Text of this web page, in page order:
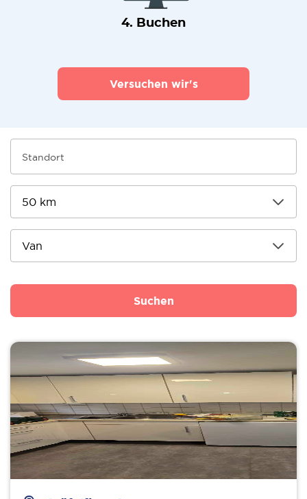
4. Buchen
Versuchen wir's
Suchen